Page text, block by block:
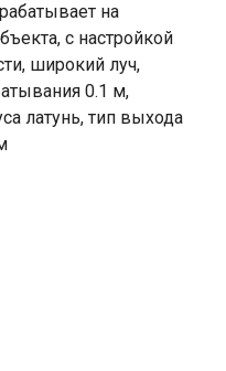
на
с настройкой
широкий луч,
0.1 м,
латунь, тип выхода